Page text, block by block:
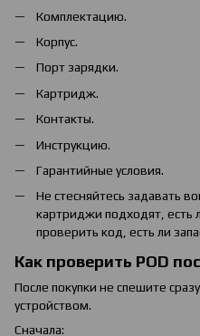
Комплектацию.
Корпус.
Порт зарядки.
Картридж.
Контакты.
Инструкцию.
Гарантийные условия.
Не стесняйтесь задавать
картриджи подходят, есть
проверить код, есть ли
Как проверить POD
После покупки не спешите
устройством.
Сначала: